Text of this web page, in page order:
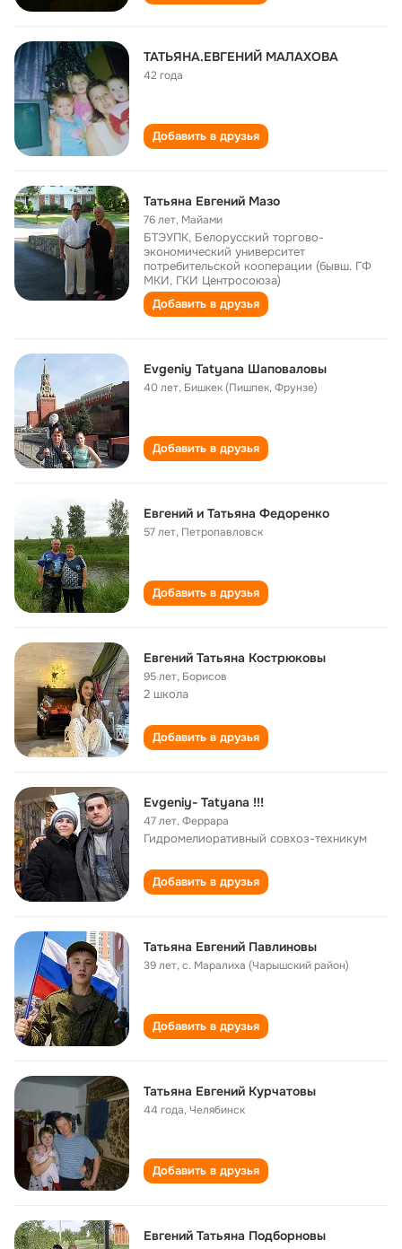
ТАТЬЯНА.ЕВГЕНИЙ МАЛАХОВА
42 года
Добавить в друзья
Татьяна Евгений Мазо
76 лет, Майами
БТЭУПК, Белорусский торгово-
экономический университет
потребительской кооперации (бывш. ГФ
МКИ, ГКИ Центросоюза)
Добавить в друзья
Evgeniy Tatyana Шаповаловы
40 лет, Бишкек (Пишпек, Фрунзе)
Добавить в друзья
Евгений и Татьяна Федоренко
57 лет, Петропавловск
Добавить в друзья
Евгений Татьяна Кострюковы
95 лет, Борисов
2 школа
Добавить в друзья
Evgeniy- Tatyana !!!
47 лет,Феррара
Гидромелиоративный совхоз-техникум
Добавить в друзья
Татьяна Евгений Павлиновы
39 лет,с. Маралиха (Чарышский район)
Добавить в друзья
Татьяна Евгений Курчатовы
44 года,Челябинск
Добавить в друзья
Евгений Татьяна Подборновы